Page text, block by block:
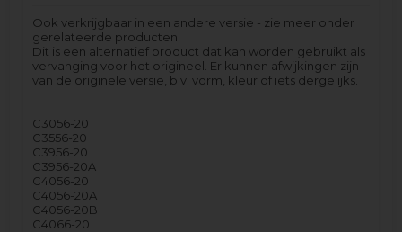
Ook verkrijgbaar in een andere versie - zie meer onder
gerelateerde producten.
Dit is een alternatief product dat kan worden gebruikt als
vervanging voor het origineel. Er kunnen afwijkingen zijn
van de originele versie, b.v. vorm, kleur of iets dergelijks.
C3056-20
C3556-20
C3956-20
C3956-20A
C4056-20
C4056-20A
C4056-20B
C4066-20